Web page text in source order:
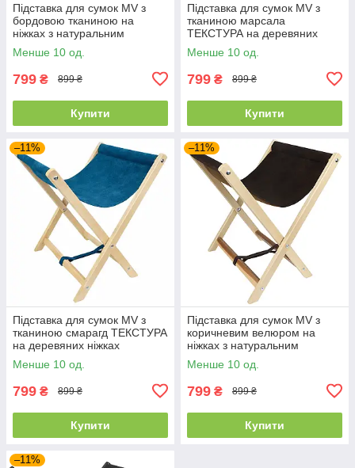
Підставка для сумок MV з
бордовою тканиною на
ніжках з натуральним
прозорим лаком
Менше 10 од.
799 ₴ 899 ₴
Купити
Підставка для сумок MV з
тканиною марсала
ТЕКСТУРА на деревяних
ніжках
Менше 10 од.
799 ₴ 899 ₴
Купити
–11%
Підставка для сумок MV з
тканиною смарагд ТЕКСТУРА
на деревяних ніжках
Менше 10 од.
799 ₴ 899 ₴
Купити
–11%
Підставка для сумок MV з
коричневим велюром на
ніжках з натуральним
прозорим лаком
Менше 10 од.
799 ₴ 899 ₴
Купити
–11%